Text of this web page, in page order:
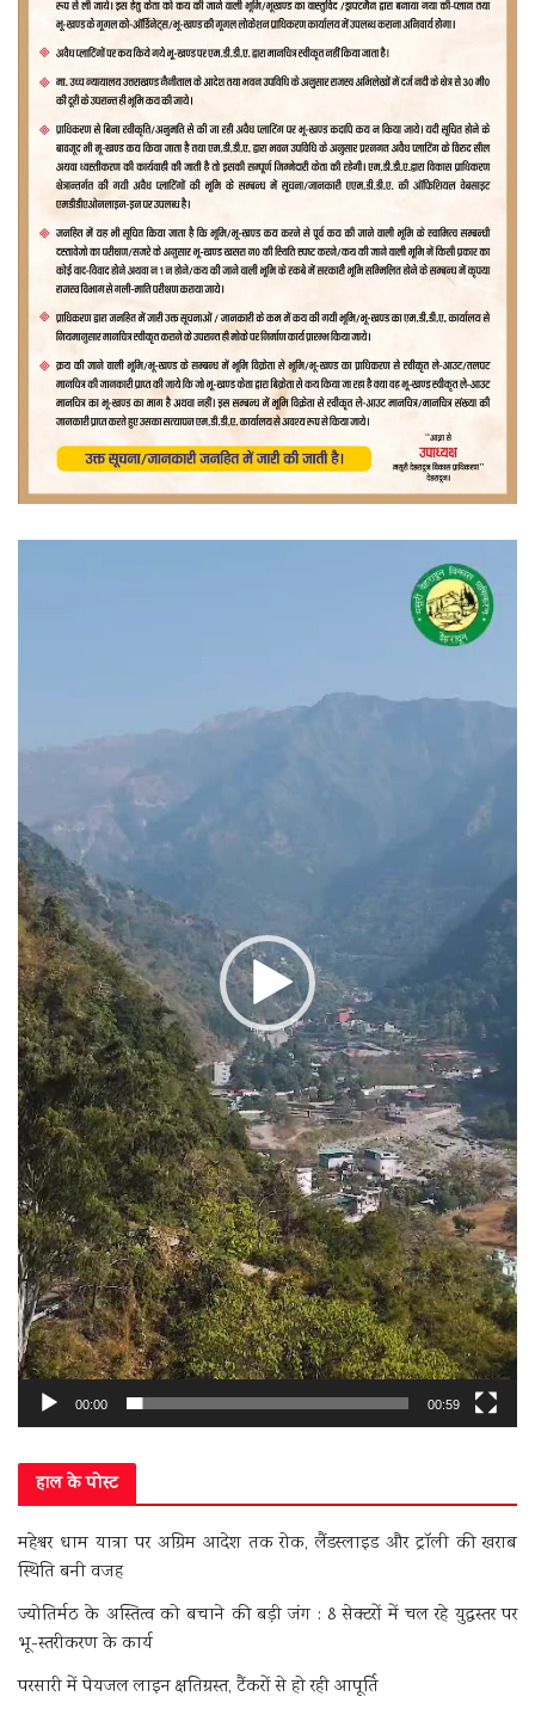
00:00 00:59
हाल के पोस्ट
मद्महेश्वर धाम यात्रा पर अग्रिम आदेश तक रोक, लैंडस्लाइड और ट्रॉली की खराब
स्थिति बनी वजह
ज्योतिर्मठ के अस्तित्व को बचाने की बड़ी जंग : 8 सेक्टरों में चल रहे युद्धस्तर पर
भू-स्तरीकरण के कार्य
परसारी में पेयजल लाइन क्षतिग्रस्त, टैंकरों से हो रही आपूर्ति